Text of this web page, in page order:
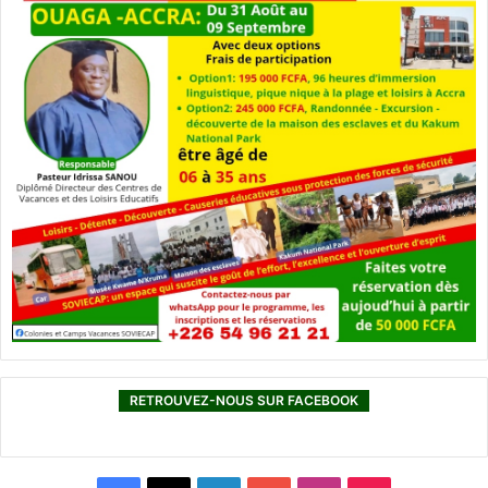
RETROUVEZ-NOUS SUR FACEBOOK